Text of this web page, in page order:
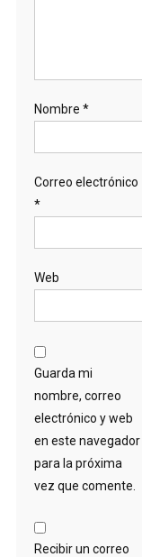
Nombre *
Correo electrónico
*
Web
Guarda mi
nombre, correo
electrónico y web
en este navegador
para la próxima
vez que comente.
Recibir un correo